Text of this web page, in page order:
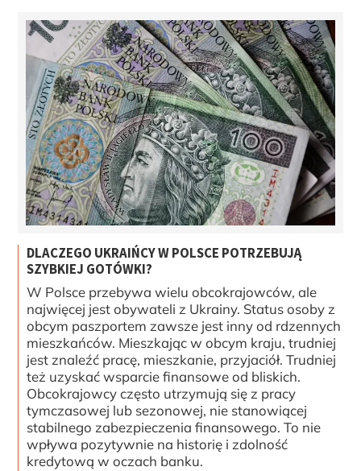
DLACZEGO UKRAIŃCY W POLSCE POTRZEBUJĄ
SZYBKIEJ GOTÓWKI?
W Polsce przebywa wielu obcokrajowców, ale
najwięcej jest obywateli z Ukrainy. Status osoby z
obcym paszportem zawsze jest inny od rdzennych
mieszkańców. Mieszkając w obcym kraju, trudniej
jest znaleźć pracę, mieszkanie, przyjaciół. Trudniej
też uzyskać wsparcie finansowe od bliskich.
Obcokrajowcy często utrzymują się z pracy
tymczasowej lub sezonowej, nie stanowiącej
stabilnego zabezpieczenia finansowego. To nie
wpływa pozytywnie na historię i zdolność
kredytową w oczach banku.